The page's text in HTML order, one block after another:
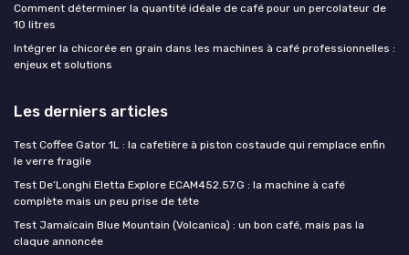
Comment déterminer la quantité idéale de café pour un percolateur de
10 litres
Intégrer la chicorée en grain dans les machines à café professionnelles :
enjeux et solutions
Les derniers articles
Test Coffee Gator 1L : la cafetière à piston costaude qui remplace enfin
le verre fragile
Test De’Longhi Eletta Explore ECAM452.57.G : la machine à café
complète mais un peu prise de tête
Test Jamaïcain Blue Mountain (Volcanica) : un bon café, mais pas la
claque annoncée